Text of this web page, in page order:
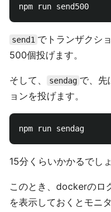
send1 でトランザクシ
500個投げます。
そして、 sendag で、先
ョンを投げます。
15分くらいかかるでし
このとき、dockerのロ
を表示しておくとモニ